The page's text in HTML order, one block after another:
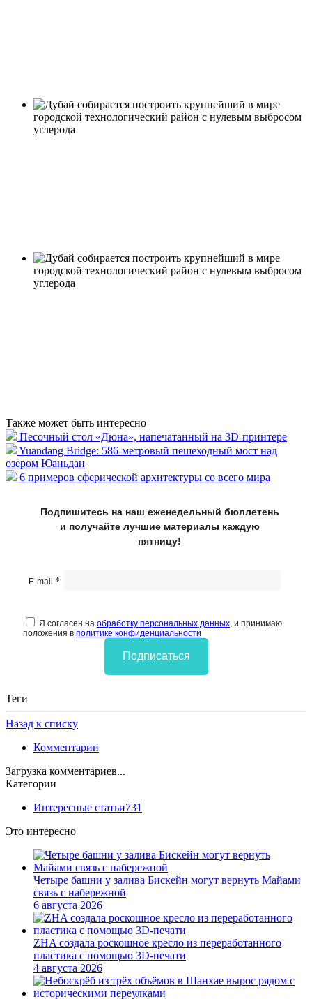
Также может быть интересно
Песочный стол «Дюна», напечатанный на 3D-принтере
Yuandang Bridge: 586-метровый пешеходный мост над
озером Юаньдан
6 примеров сферической архитектуры со всего мира
Подпишитесь на наш еженедельный бюллетень
и получайте лучшие материалы каждую
пятницу!
E-mail *
Я согласен на обработку персональных данных, и принимаю
положения в политике конфиденциальности
Подписаться
Теги
Назад к списку
Комментарии
Загрузка комментариев...
Категории
Интересные статьи731
Это интересно
Четыре башни у залива Бискейн могут вернуть Майами
связь с набережной
6 августа 2026
ZHA создала роскошное кресло из переработанного
пластика с помощью 3D-печати
4 августа 2026